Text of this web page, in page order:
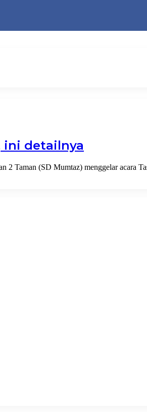
ini detailnya
Taman (SD Mumtaz) menggelar acara